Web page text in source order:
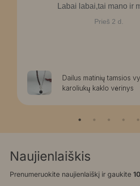
Labai labai,tai mano ir
Prieš 2 d.
Dailus matinių tamsios
karoliukų kaklo vėrinys
Naujienlaiškis
Prenumeruokite naujienlaiškį ir gaukite